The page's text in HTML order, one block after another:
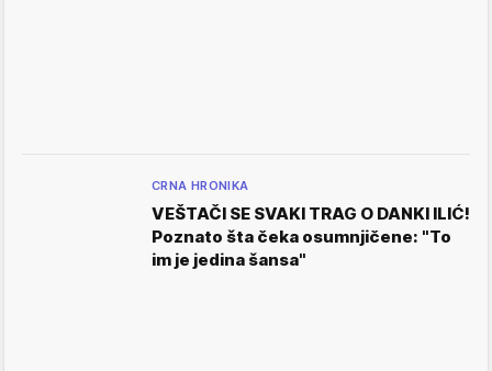
CRNA HRONIKA
VEŠTAČI SE SVAKI TRAG O DANKI ILIĆ!
Poznato šta čeka osumnjičene: "To
im je jedina šansa"